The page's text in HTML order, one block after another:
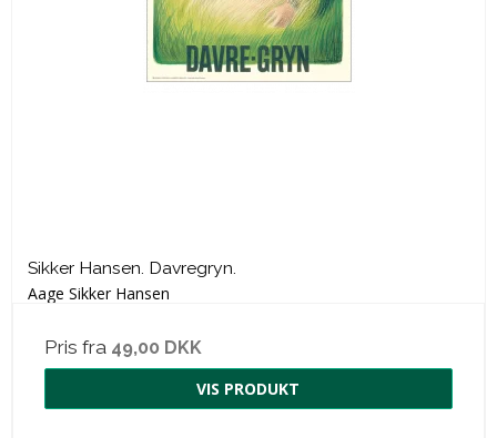
Sikker Hansen. Davregryn.
Aage Sikker Hansen
Pris fra 49,00 DKK
VIS PRODUKT